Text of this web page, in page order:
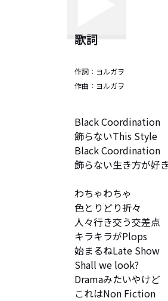
歌詞
作詞： ヨルガヲ
作曲： ヨルガヲ
Black Coordination
飾らないThis Style
Black Coordination
飾らない生き方が好
わちゃわちゃ
色とりどり折々
人々行き交う交差点
キラキラがPlops
始まるねLate Show
Shall we look?
Dramaみたいやけど
これはNon Fiction